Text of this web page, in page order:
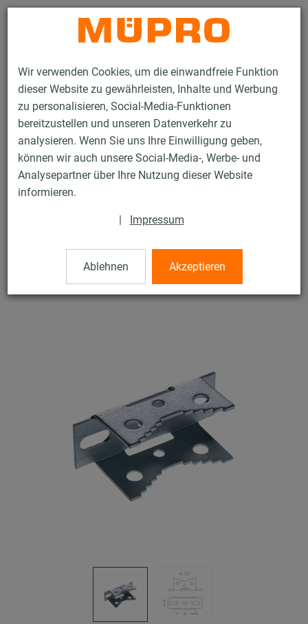
Wir verwenden Cookies, um die einwandfreie Funktion
dieser Website zu gewährleisten, Inhalte und Werbung
zu personalisieren, Social-Media-Funktionen
bereitzustellen und unseren Datenverkehr zu
analysieren. Wenn Sie uns Ihre Einwilligung geben,
können wir auch unsere Social-Media-, Werbe- und
Analysepartner über Ihre Nutzung dieser Website
informieren.
| Impressum
Ablehnen Akzeptieren
Kontakt
Produkte Befestigungstechnik Beschilderung ML-Spannkörper
15 / 18
ML-Spannkörper
ML-Spannkörper Nr. 701, M8, feuerverzinkt